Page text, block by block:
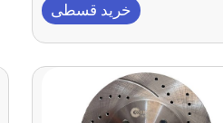
خرید قسطی